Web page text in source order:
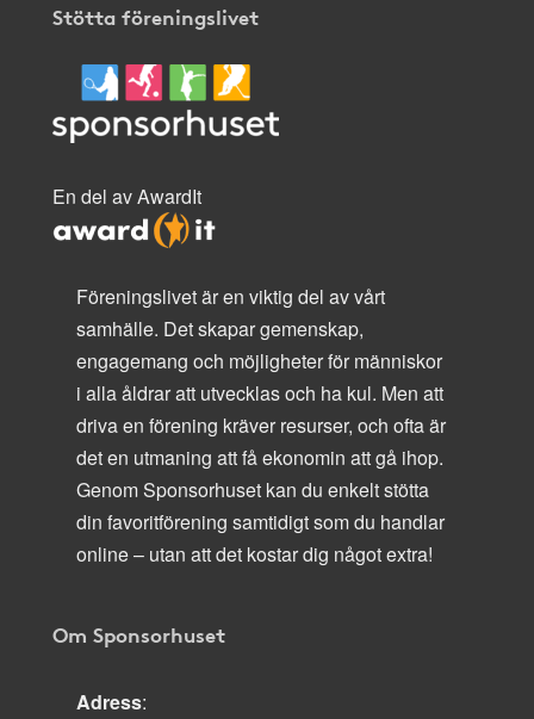
Stötta föreningslivet
En del av AwardIt
Föreningslivet är en viktig del av vårt
samhälle. Det skapar gemenskap,
engagemang och möjligheter för människor
i alla åldrar att utvecklas och ha kul. Men att
driva en förening kräver resurser, och ofta är
det en utmaning att få ekonomin att gå ihop.
Genom Sponsorhuset kan du enkelt stötta
din favoritförening samtidigt som du handlar
online – utan att det kostar dig något extra!
Om Sponsorhuset
Adress: